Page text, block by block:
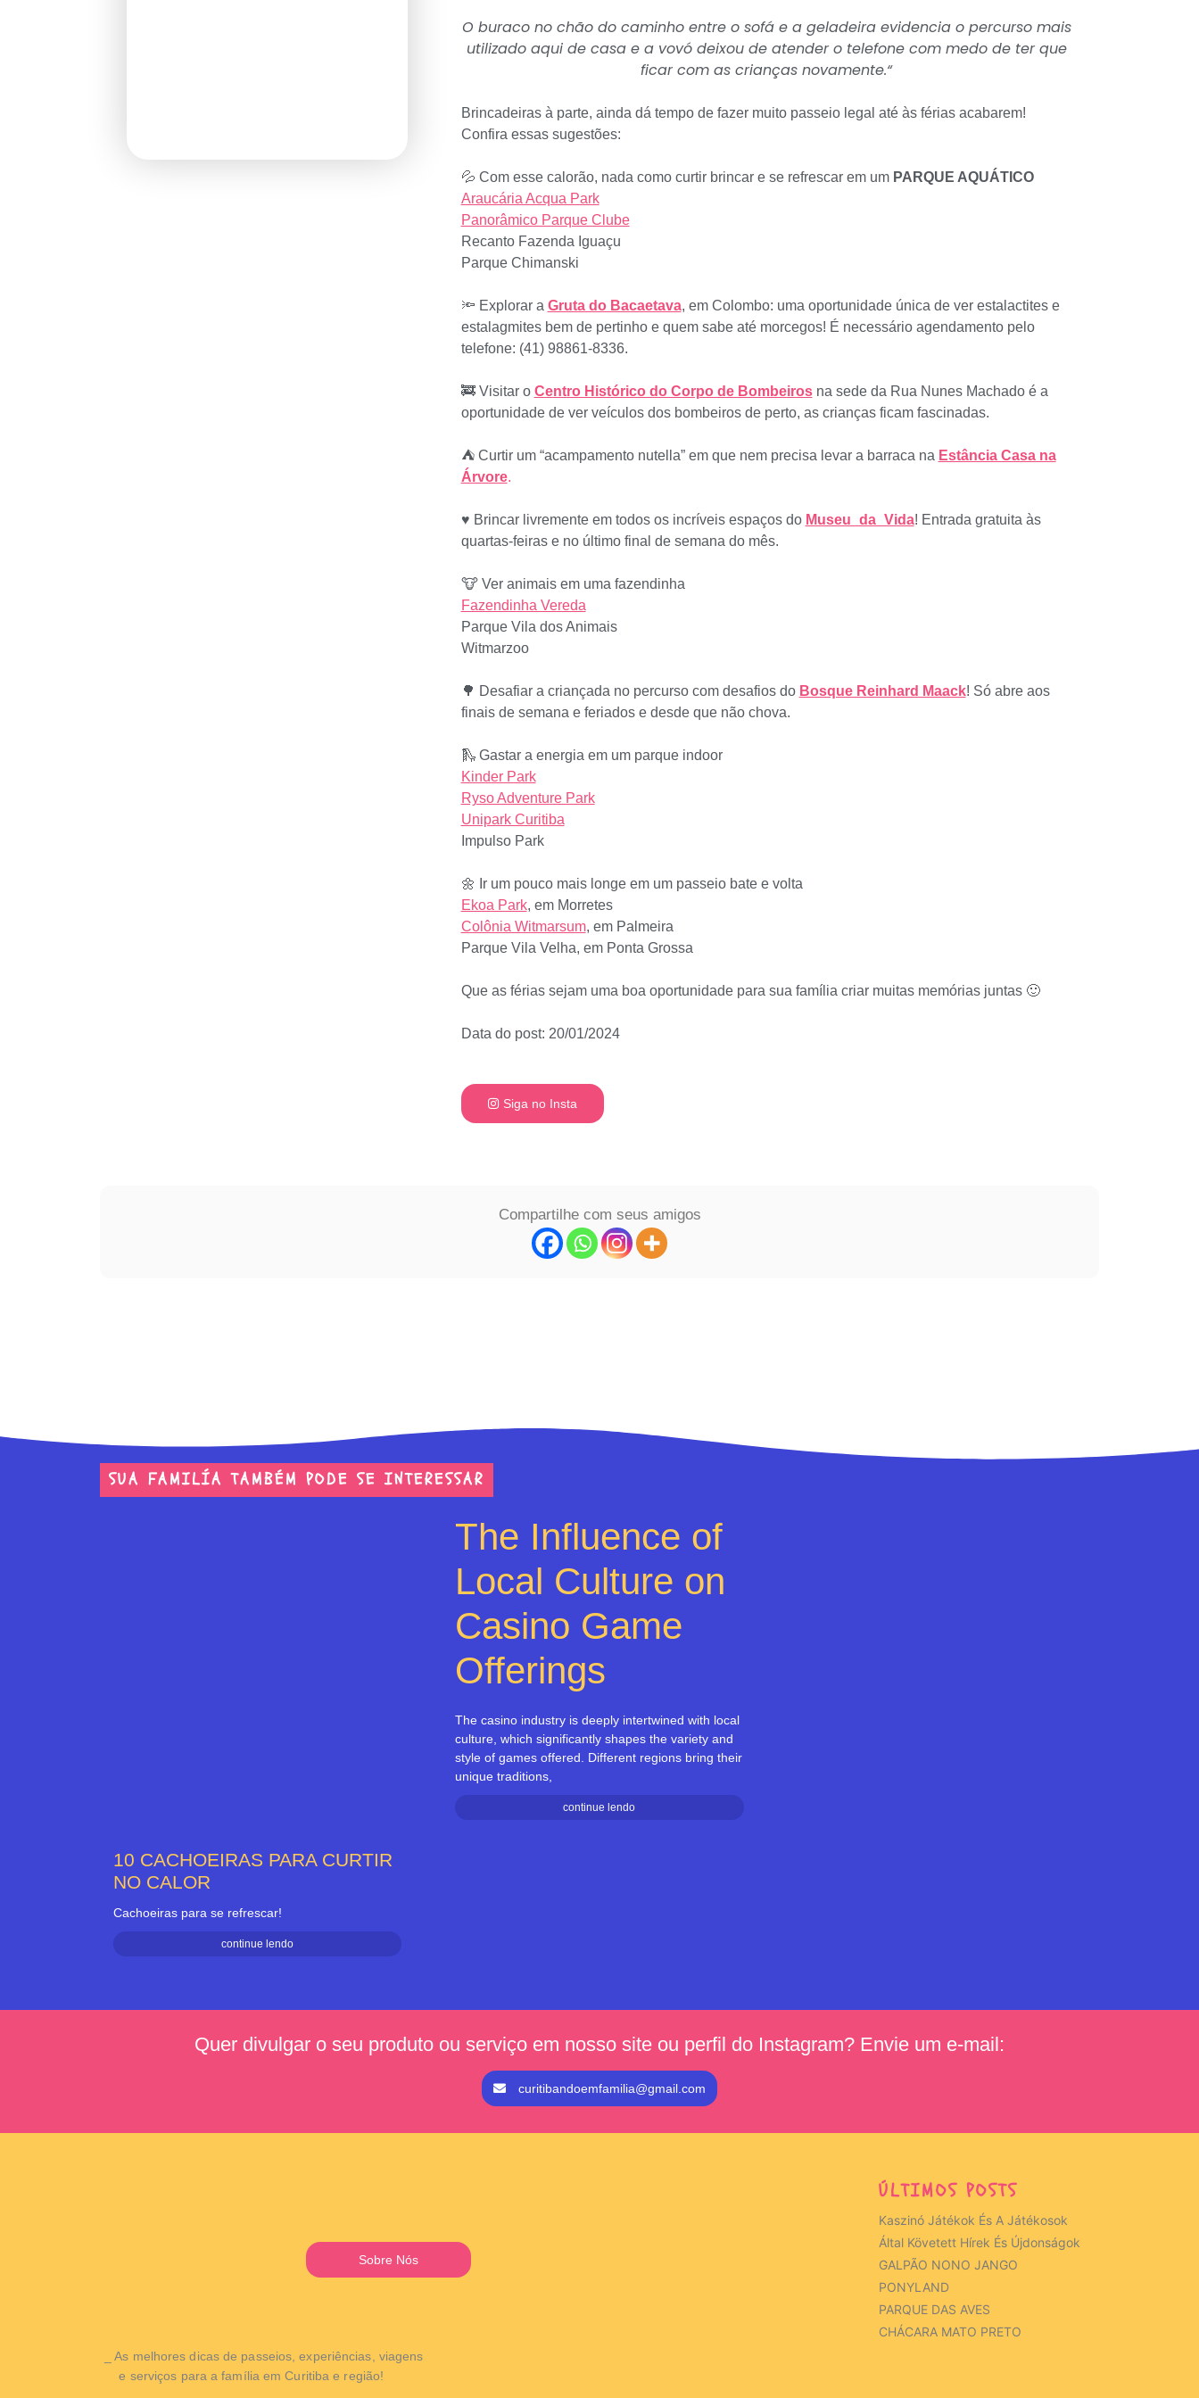
O buraco no chão do caminho entre o sofá e a geladeira evidencia o percurso mais
utilizado aqui de casa e a vovó deixou de atender o telefone com medo de ter que
ficar com as crianças novamente.“
Brincadeiras à parte, ainda dá tempo de fazer muito passeio legal até às férias acabarem!
Confira essas sugestões:
💦 Com esse calorão, nada como curtir brincar e se refrescar em um PARQUE AQUÁTICO
Araucária Acqua Park
Panorâmico Parque Clube
Recanto Fazenda Iguaçu
Parque Chimanski
🔦 Explorar a Gruta do Bacaetava, em Colombo: uma oportunidade única de ver estalactites e
estalagmites bem de pertinho e quem sabe até morcegos! É necessário agendamento pelo
telefone: (41) 98861-8336.
🚒 Visitar o Centro Histórico do Corpo de Bombeirosna sede da Rua Nunes Machado é a
oportunidade de ver veículos dos bombeiros de perto, as crianças ficam fascinadas.
⛺️ Curtir um “acampamento nutella” em que nem precisa levar a barraca na Estância Casa na
Árvore.
♥️ Brincar livremente em todos os incríveis espaços do Museu_da_Vida! Entrada gratuita às
quartas-feiras e no último final de semana do mês.
🐮 Ver animais em uma fazendinha
Fazendinha Vereda
Parque Vila dos Animais
Witmarzoo
🌳 Desafiar a criançada no percurso com desafios do Bosque Reinhard Maack! Só abre aos
finais de semana e feriados e desde que não chova.
🛝 Gastar a energia em um parque indoor
Kinder Park
Ryso Adventure Park
Unipark Curitiba
Impulso Park
🌼 Ir um pouco mais longe em um passeio bate e volta
Ekoa Park, em Morretes
Colônia Witmarsum, em Palmeira
Parque Vila Velha, em Ponta Grossa
Que as férias sejam uma boa oportunidade para sua família criar muitas memórias juntas 🙂
Data do post: 20/01/2024
Siga no Insta
Compartilhe com seus amigos
SUA FAMILÍA TAMBÉM PODE SE INTERESSAR
10 CACHOEIRAS PARA CURTIR
NO CALOR
Cachoeiras para se refrescar!
continue lendo
The Influence of
Local Culture on
Casino Game
Offerings
The casino industry is deeply intertwined with local
culture, which significantly shapes the variety and
style of games offered. Different regions bring their
unique traditions,
continue lendo
Quer divulgar o seu produto ou serviço em nosso site ou perfil do Instagram? Envie um e-mail:
curitibandoemfamilia@gmail.com
Sobre Nós
_ As melhores dicas de passeios, experiências, viagens
e serviços para a família em Curitiba e região!
ÚLTIMOS POSTS
Kaszinó Játékok És A Játékosok
Által Követett Hírek És Újdonságok
GALPÃO NONO JANGO
PONYLAND
PARQUE DAS AVES
CHÁCARA MATO PRETO